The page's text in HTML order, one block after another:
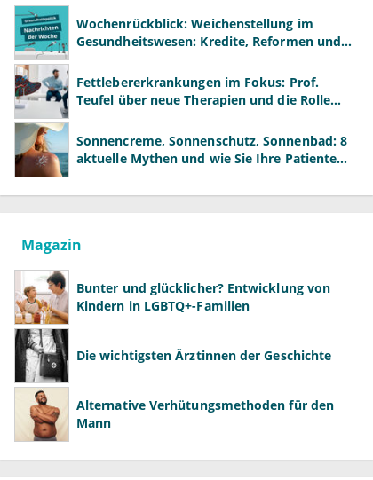
Wochenrückblick: Weichenstellung im
Gesundheitswesen: Kredite, Reformen und
Fettlebererkrankungen im Fokus: Prof.
Teufel über neue Therapien und die Rolle
Sonnencreme, Sonnenschutz, Sonnenbad: 8
aktuelle Mythen und wie Sie Ihre Patienten
Magazin
Bunter und glücklicher? Entwicklung von
Kindern in LGBTQ+-Familien
Die wichtigsten Ärztinnen der Geschichte
Alternative Verhütungsmethoden für den
Mann